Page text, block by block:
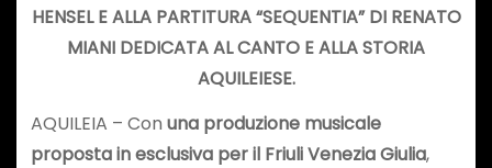
HENSELE ALLA PARTITURA “SEQUENTIA” DI RENATO
MIANI DEDICATA AL CANTO E ALLA STORIA
AQUILEIESE.
AQUILEIA – Con una produzione musicale
proposta in esclusiva per il Friuli Venezia Giulia,